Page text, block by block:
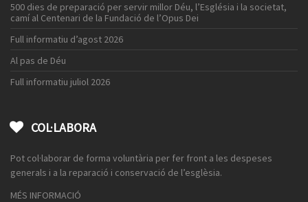
500 dies de preparació per servir millor Déu, l’Església i la societat,
camí al Centenari de la Fundació de l’Opus Dei
Full informatiu d’agost 2026
Al pas de Déu
Full informatiu juliol 2026
COL·LABORA
Pot col·laborar de forma voluntària per fer front a les despeses
generals i a la reparació i conservació de l’esglèsia.
MÉS INFORMACIÓ